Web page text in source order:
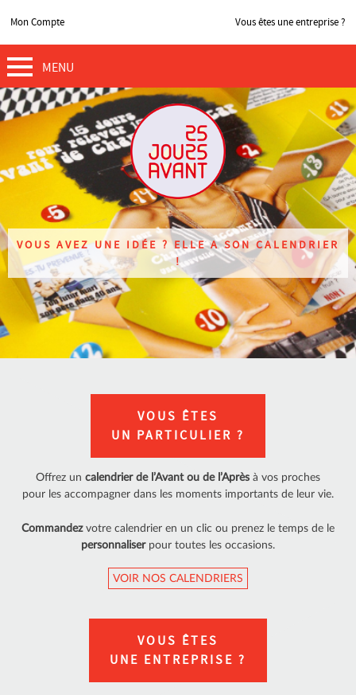
Mon Compte Vous êtes une entreprise ?
MENU
VOUS AVEZ UNE IDÉE ? ELLE A SON CALENDRIER
!
VOUS ÊTES
UN PARTICULIER ?
Offrez un calendrier de l’Avant ou de l’Après à vos proches
pour les accompagner dans les moments importants de leur vie.
Commandezvotre calendrier en un clic ou prenez le temps de le
personnaliserpour toutes les occasions.
VOIR NOS CALENDRIERS
VOUS ÊTES
UNE ENTREPRISE ?